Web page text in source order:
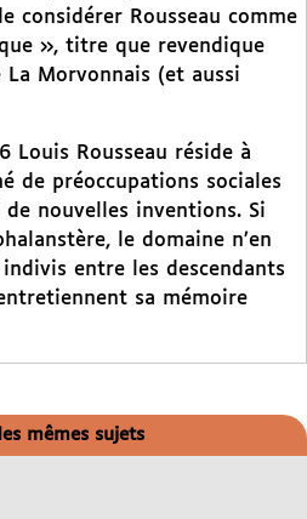
considérer Rousseau comme
», titre que revendique
Morvonnais (et aussi
Louis Rousseau réside à
de préoccupations sociales
nouvelles inventions. Si
le domaine n’en
entre les descendants
sa mémoire
mêmes sujets